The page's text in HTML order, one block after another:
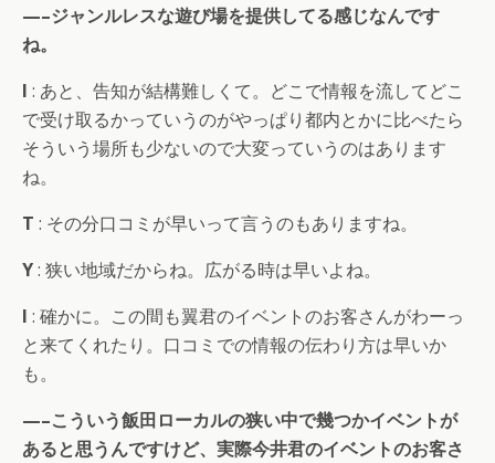
—–ジャンルレスな遊び場を提供してる感じなんです
ね。
I : あと、告知が結構難しくて。どこで情報を流してどこ
で受け取るかっていうのがやっぱり都内とかに比べたら
そういう場所も少ないので大変っていうのはあります
ね。
T : その分口コミが早いって言うのもありますね。
Y: 狭い地域だからね。広がる時は早いよね。
I : 確かに。この間も翼君のイベントのお客さんがわーっ
と来てくれたり。口コミでの情報の伝わり方は早いか
も。
—–こういう飯田ローカルの狭い中で幾つかイベントが
あると思うんですけど、実際今井君のイベントのお客さ